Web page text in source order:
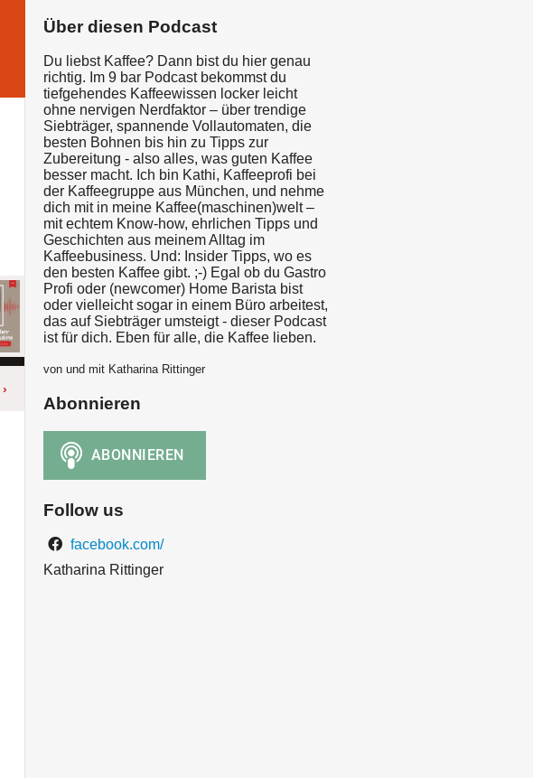
›
Über diesen Podcast
Du liebst Kaffee? Dann bist du hier genau
richtig. Im 9 bar Podcast bekommst du
tiefgehendes Kaffeewissen locker leicht
ohne nervigen Nerdfaktor – über trendige
Siebträger, spannende Vollautomaten, die
besten Bohnen bis hin zu Tipps zur
Zubereitung - also alles, was guten Kaffee
besser macht. Ich bin Kathi, Kaffeeprofi bei
der Kaffeegruppe aus München, und nehme
dich mit in meine Kaffee(maschinen)welt –
mit echtem Know-how, ehrlichen Tipps und
Geschichten aus meinem Alltag im
Kaffeebusiness. Und: Insider Tipps, wo es
den besten Kaffee gibt. ;-) Egal ob du Gastro
Profi oder (newcomer) Home Barista bist
oder vielleicht sogar in einem Büro arbeitest,
das auf Siebträger umsteigt - dieser Podcast
ist für dich. Eben für alle, die Kaffee lieben.
von und mit Katharina Rittinger
Abonnieren
Follow us
facebook.com/
Katharina Rittinger